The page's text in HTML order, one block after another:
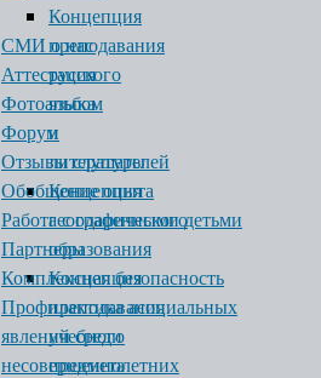
Концепция
преподавания
русского
языка
и
литературы
Концепция
географического
образования
Концепция
преподавания
учебного
предмета
СМИ о нас
Аттестация
Фотоальбом
Форум
Отзывы слушателей
Обобщение опыта
Работа с одаренными детьми
Партнеры
Комплексная безопасность
Профилактика асоциальных
явлений среди
несовершеннолетних